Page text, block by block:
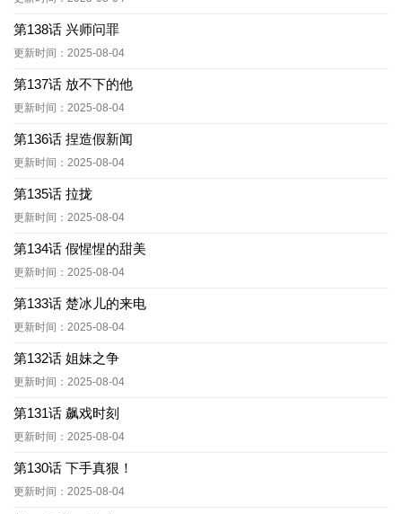
第138话 兴师问罪
更新时间：2025-08-04
第137话 放不下的他
更新时间：2025-08-04
第136话 捏造假新闻
更新时间：2025-08-04
第135话 拉拢
更新时间：2025-08-04
第134话 假惺惺的甜美
更新时间：2025-08-04
第133话 楚冰儿的来电
更新时间：2025-08-04
第132话 姐妹之争
更新时间：2025-08-04
第131话 飙戏时刻
更新时间：2025-08-04
第130话 下手真狠！
更新时间：2025-08-04